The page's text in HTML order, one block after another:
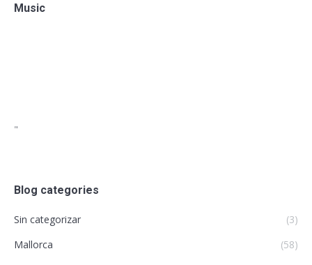
Music
"
Blog categories
Sin categorizar
(3)
Mallorca
(58)